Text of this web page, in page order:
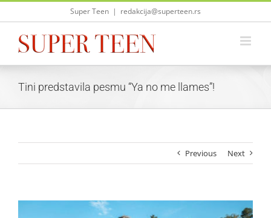
Skip
Super Teen | redakcija@superteen.rs
Tini predstavila pesmu “Ya no me llames”!
Previous Next